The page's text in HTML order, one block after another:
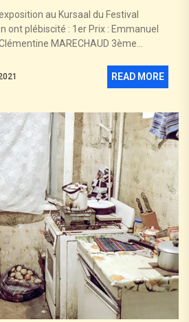
au Kursaal du Festival
ont plébiscité : 1er Prix : Emmanuel
MARECHAUD 3ème...
READ MORE